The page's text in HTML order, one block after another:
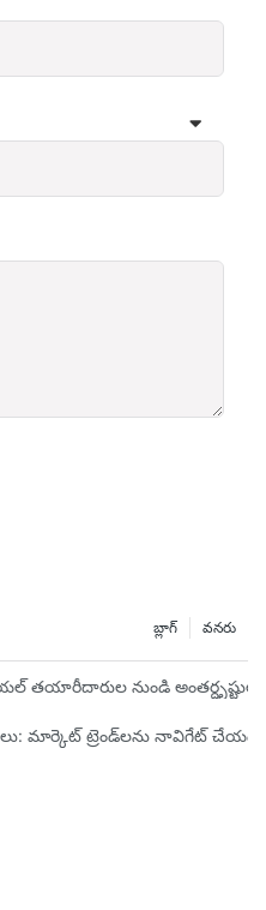
వనరు
బ్లాగ్
తయారీదారుల నుండి అంతర్దృష్టులు
మార్కెట్ ట్రెండ్‌లను నావిగేట్